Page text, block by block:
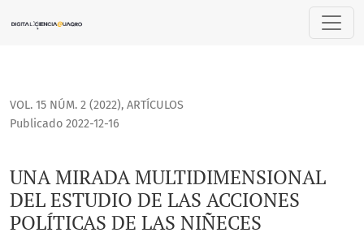
UNA MIRADA MULTIDIMENSIONAL DEL ESTUDIO DE LAS
VOL. 15 NÚM. 2 (2022), ARTÍCULOS
UNA MIRADA MULTIDIMENSIONAL
DEL ESTUDIO DE LAS ACCIONES
POLÍTICAS DE LAS NIÑECES
Publicado 2022-12-16